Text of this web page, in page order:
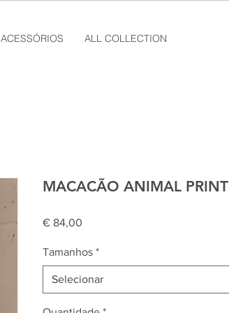
ACESSÓRIOS ALL COLLECTION
MACACÃO ANIMAL PRINT
€ 84,00
Tamanhos *
Selecionar